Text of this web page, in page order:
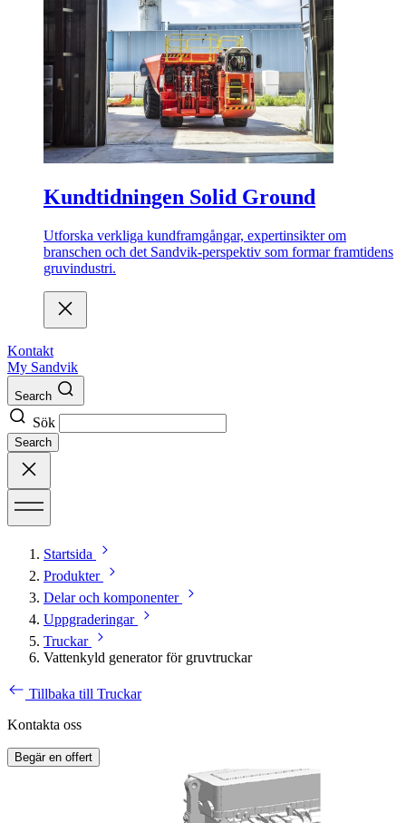
Kundtidningen Solid Ground
Utforska verkliga kundframgångar, expertinsikter om
branschen och det Sandvik-perspektiv som formar framtidens
gruvindustri.
Kontakt
My Sandvik
Search
Sök
Search
Startsida
Produkter
Delar och komponenter
Uppgraderingar
Truckar
Vattenkyld generator för gruvtruckar
Tillbaka till Truckar
Kontakta oss
Begär en offert